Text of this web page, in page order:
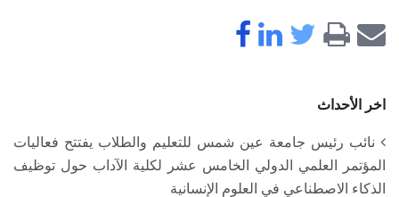
اخر الأحداث
نائب رئيس جامعة عين شمس للتعليم والطلاب يفتتح فعاليات
المؤتمر العلمي الدولي الخامس عشر لكلية الآداب حول توظيف
الذكاء الاصطناعي في العلوم الإنسانية